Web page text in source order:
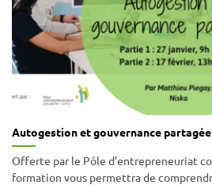
Autogestion et gouvernance
Offerte par le Pôle d’entrepreneuriat
formation vous permettra de